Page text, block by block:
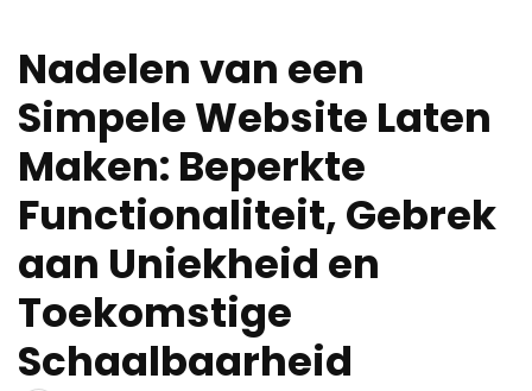
Nadelen van een
Simpele Website Laten
Maken: Beperkte
Functionaliteit, Gebrek
aan Uniekheid en
Toekomstige
Schaalbaarheid